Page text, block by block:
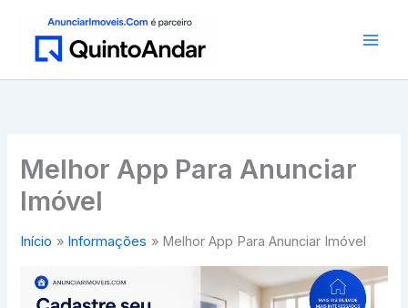
conteúdo
Melhor App Para Anunciar
Imóvel
Início Informações Melhor App Para Anunciar Imóvel